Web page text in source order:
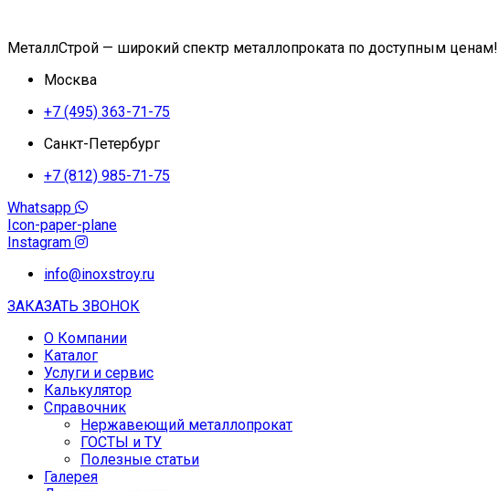
МеталлСтрой — широкий спектр металлопроката по доступным ценам!
Москва
+7 (495) 363-71-75
Санкт-Петербург
+7 (812) 985-71-75
Whatsapp
Icon-paper-plane
Instagram
info@inoxstroy.ru
ЗАКАЗАТЬ ЗВОНОК
О Компании
Каталог
Услуги и сервис
Калькулятор
Справочник
Нержавеющий металлопрокат
ГОСТЫ и ТУ
Полезные статьи
Галерея